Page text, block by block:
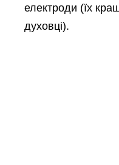
електроди (їх
духовці).